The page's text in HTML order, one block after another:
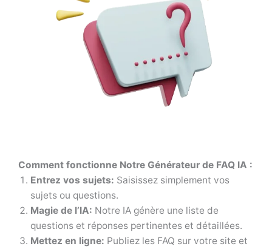
Comment fonctionne Notre Générateur de FAQ IA :
Entrez vos sujets: Saisissez simplement vos
sujets ou questions.
Magie de l’IA: Notre IA génère une liste de
questions et réponses pertinentes et détaillées.
Mettez en ligne: Publiez les FAQ sur votre site et